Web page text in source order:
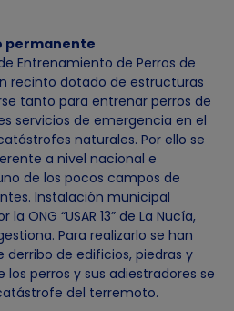
permanente
Entrenamiento de Perros de
recinto dotado de estructuras
tanto para entrenar perros de
servicios de emergencia en el
naturales. Por ello se
a nivel nacional e
de los pocos campos de
Instalación municipal
ONG “USAR 13” de La Nucía,
Para realizarlo se han
derribo de edificios, piedras y
perros y sus adiestradores se
del terremoto.